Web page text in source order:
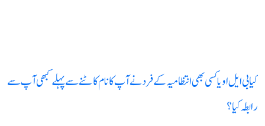
کیا بی ایل او یا کسی بھی انتظامیہ کے فرد نے آپ کا نام کاٹنے سے پہلے کبھی آپ سے
رابطہ کیا؟